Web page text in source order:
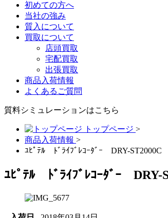
初めての方へ
当社の強み
質入について
買取について
店頭買取
宅配買取
出張買取
商品入荷情報
よくあるご質問
質料シミュレーションはこちら
トップページ >
商品入荷情報 >
ﾕﾋﾟﾃﾙ ﾄﾞﾗｲﾌﾞﾚｺｰﾀﾞｰ DRY-ST2000C
ﾕﾋﾟﾃﾙ ﾄﾞﾗｲﾌﾞﾚｺｰﾀﾞｰ DRY-